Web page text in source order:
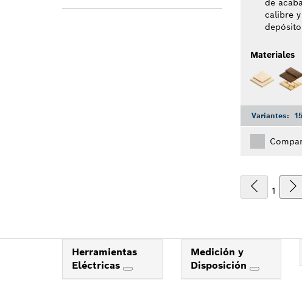
de
calibre
depósito
Materiales
Variantes: 15
1
Herramientas
Eléctricas
Medición y
Disposición